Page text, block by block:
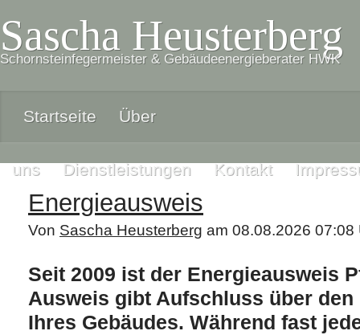
Sascha Heusterberg
Schornsteinfegermeister & Gebäudeenergieberater HWK
Startseite Über
uns Dienstleistungen Kontakt
Energieausweis
Von Sascha Heusterberg am 08.08.2026 07:08
Seit 2009 ist der Energieausweis
Ausweis gibt Aufschluss über den
Ihres Gebäudes. Während fast